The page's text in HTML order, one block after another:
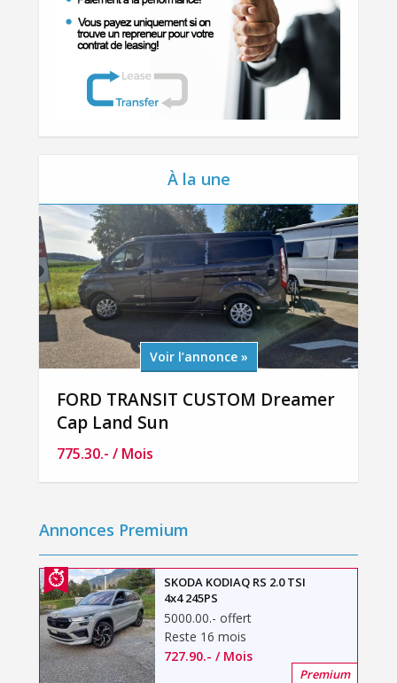
À la une
Voir l’annonce »
FORD TRANSIT CUSTOM Dreamer
Cap Land Sun
775.30.- / Mois
Annonces Premium
SKODA KODIAQ RS 2.0 TSI
4x4 245PS
5000.00.- offert
Reste 16 mois
727.90.- / Mois
Premium